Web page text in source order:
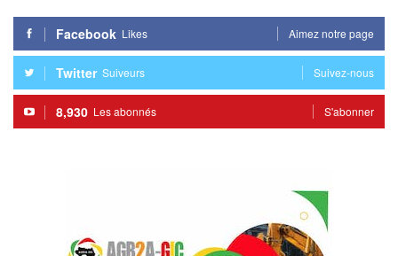
Facebook Likes Aimez notre page
Twitter Suiveurs Suivez-nous
8,930 Les abonnés S'abonner